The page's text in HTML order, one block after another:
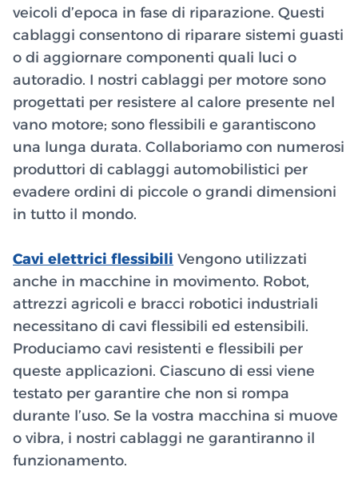
veicoli d’epoca in fase di riparazione. Questi
cablaggi consentono di riparare sistemi guasti
o di aggiornare componenti quali luci o
autoradio. I nostri cablaggi per motore sono
progettati per resistere al calore presente nel
vano motore; sono flessibili e garantiscono
una lunga durata. Collaboriamo con numerosi
produttori di cablaggi automobilistici per
evadere ordini di piccole o grandi dimensioni
in tutto il mondo.
Cavi elettrici flessibili Vengono utilizzati
anche in macchine in movimento. Robot,
attrezzi agricoli e bracci robotici industriali
necessitano di cavi flessibili ed estensibili.
Produciamo cavi resistenti e flessibili per
queste applicazioni. Ciascuno di essi viene
testato per garantire che non si rompa
durante l’uso. Se la vostra macchina si muove
o vibra, i nostri cablaggi ne garantiranno il
funzionamento.